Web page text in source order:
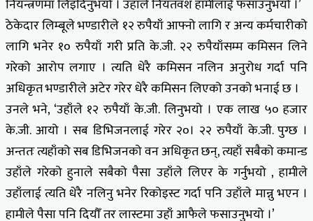
नियन्त्रणमा लिइदिनुभयो । उहाँले नियतवश हामीलाई फसाउनुभयो ।’
ठेकेदार लिम्बूले भण्डारीले १२ रुपैयाँ आफ्नो लागि र अन्य कर्मचारीको
लागि भनेर १० रुपैयाँ गरी प्रति के.जी. २२ रुपैयाँसम्म कमिसन लिने
गरेको आरोप लगाए । त्यति धेरै कमिसन नलिन अनुरोध गर्दा पनि
अधिकृत भण्डारीले अटेर गरेर धेरै कमिसन लिएको उनको भनाई छ ।
उनले भने, ‘उहाँले १२ रुपैयाँ के.जी. लिनुभयो । एक लाख ५० हजार
के.जी. आयो । सब डिभिजनलाई गरेर २०। २२ रुपैयाँ के.जी. पुग्छ ।
अन्ततः त्यहाँको सब डिभिजनको वन अधिकृत छन्, त्यहाँ सबैको कमान्ड
उहाँले गरेको हुनाले सबैको पैसा उहाँले लिएर के गर्नुभयो , हामीले
उहाँलाई त्यति धेरै नलिनु भनेर रिकोइस्ट गर्दा पनि उहाँले मान्नु भएन ।
हामीले पैसा पनि दियौँ तर लास्टमा उहाँ आफैले फसाउनुभयो ।’